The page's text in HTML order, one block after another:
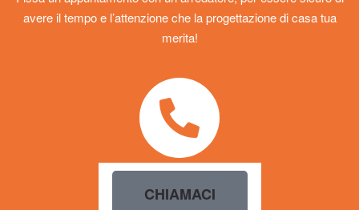
avere il tempo e l’attenzione che la progettazione di casa tua
merita!
CHIAMACI